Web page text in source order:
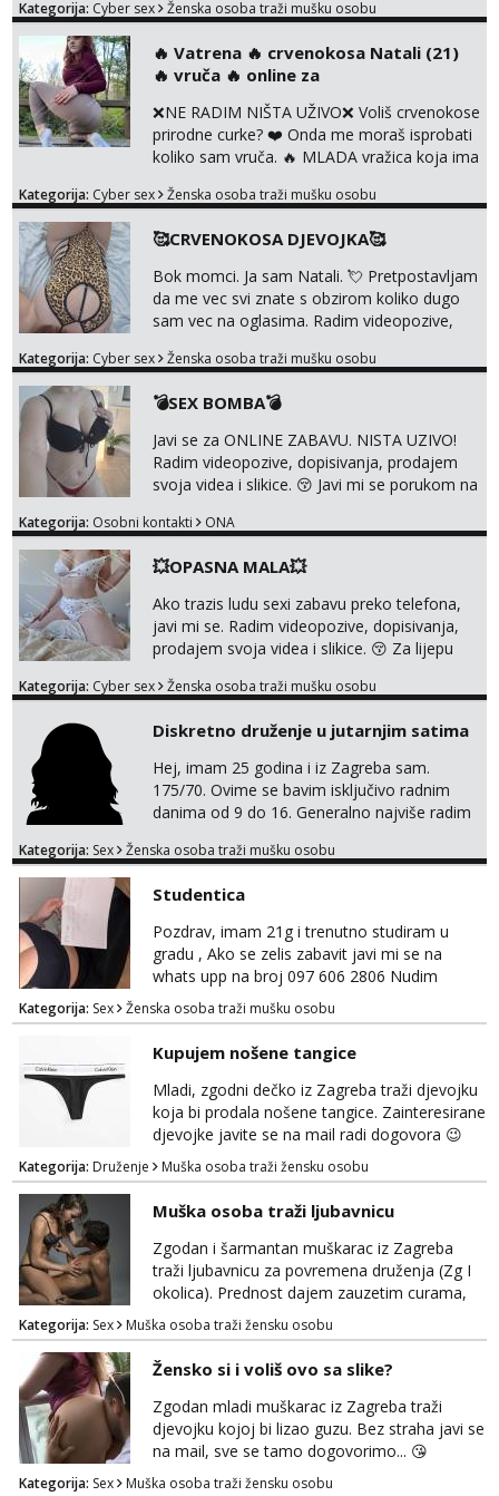
dovoljna radim i u paru i trojci s kolegicama,
uz slike i hot line pozive. Za vas sam
pripremila i slike s licem u raznim
kombinacijama isto kao i razna videa 😈
Volim kinky stvari i dominaciju 🤫 ...
Kategorija: Cyber sex Ženska osoba traži mušku osobu
‎️‍🔥 Vatrena ‎️‍🔥 crvenokosa Natali (21)
‎️‍🔥 vruča‎ ️‍🔥 online za
❌NE RADIM NIŠTA UŽIVO❌ Voliš crvenokose
prirodne curke? ❤️ Onda me moraš isprobati
koliko sam vruča.‎ ️‍🔥 MLADA vražica koja ima
prljave i u svemu vidim samo užitak. 💦 U
po svojoj mjeri. Sexi videa s kolegicama,
dečkom ili pak ja sama di se dovodim do
ludila. 🍑 Naravno ako ti moja ponuda nije
dovoljna uvije...
Kategorija: Cyber sex Ženska osoba traži mušku osobu
🥰CRVENOKOSA DJEVOJKA🥰
Bok momci. Ja sam Natali. 💘 Pretpostavljam
da me vec svi znate s obzirom koliko dugo
sam vec na oglasima. Radim videopozive,
Za lijepu suradnju javi mi se porukom na
0045
Kategorija: Cyber sex Ženska osoba traži mušku osobu
💣SEX BOMBA💣
Javi se za ONLINE ZABAVU. NISTA UZIVO!
Radim videopozive, dopisivanja, prodajem
svoja videa i slikice. 😚 Javi mi se porukom na
0045
Kategorija: Osobni kontakti ONA
💥OPASNA MALA💥
Ako trazis ludu sexi zabavu preko telefona,
javi mi se. Radim videopozive, dopisivanja,
prodajem svoja videa i slikice. 😚 Za lijepu
Viber ili Telegram. +385 91 723 0045
Kategorija: Cyber sex Ženska osoba traži mušku osobu
Diskretno druženje u jutarnjim satima
Hej, imam 25 godina i iz Zagreba sam.
175/70. Ovime se bavim isključivo radnim
danima od 9 do 16. Generalno najviše radim
druženja u diskreciji, vjerovatno ćemo si
također, nisam zainteresirana za one and
done susrete. Ako se nalaziš u ovome, javi
mi se na WhatsApp sa nečime o sebi i tome
što voliš seksualno za daljnji d...
Kategorija: Sex Ženska osoba traži mušku osobu
Studentica
Pozdrav, imam 21g i trenutno studiram u
gradu , Ako se zelis zabavit javi mi se na
whats upp na broj 097 606 2806 Nudim
razme vrste zabave uzivo i online
Kategorija: Sex Ženska osoba traži mušku osobu
Kupujem nošene tangice
Mladi, zgodni dečko iz Zagreba traži djevojku
koja bi prodala nošene tangice. Zainteresirane
djevojke javite se na mail radi dogovora 😉
Kategorija: Druženje Muška osoba traži žensku osobu
Muška osoba traži ljubavnicu
Zgodan i šarmantan muškarac iz Zagreba
traži ljubavnicu za povremena druženja (Zg I
okolica). Prednost dajem zauzetim curama,
jer vjerujem da im je diskrecija jako bitna kao
i meni. Javite se na mail gdje možemo
započeti razgovor... 💋
Kategorija: Sex Muška osoba traži žensku osobu
Žensko si i voliš ovo sa slike?
Zgodan mladi muškarac iz Zagreba traži
djevojku kojoj bi lizao guzu. Bez straha javi se
na mail, sve se tamo dogovorimo... 😘
Kategorija: Sex Muška osoba traži žensku osobu